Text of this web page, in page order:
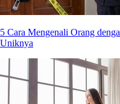
5 Cara Mengenali Orang
Uniknya